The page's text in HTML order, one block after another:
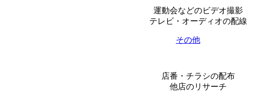
運動会などのビデオ撮影
テレビ・オーディオの配線
その他
店番・チラシの配布
他店のリサーチ